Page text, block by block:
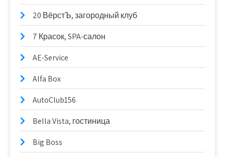
20 ВёрстЪ, загородный клуб
7 Красок, SPA-салон
AE-Service
Alfa Box
AutoClub156
Bella Vista, гостиница
Big Boss